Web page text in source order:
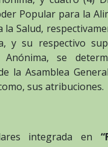
Popular para la
la Salud,
y su respectivo
se
la Asamblea
sus atribuciones.
integrada en